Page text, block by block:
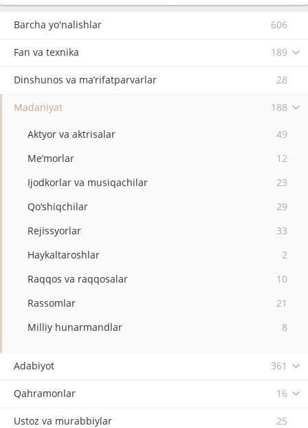
Barcha yo'nalishlar 606
Fan va texnika 189
Dinshunos va ma’rifatparvarlar 28
Madaniyat 188
Aktyor va aktrisalar
49
Me’morlar
12
Ijodkorlar va musiqachilar
23
Qo‘shiqchilar
29
Rejissyorlar
33
Haykaltaroshlar
2
Raqqos va raqqosalar
10
Rassomlar
21
Milliy hunarmandlar
8
Adabiyot 361
Qahramonlar 16
Ustoz va murabbiylar 25